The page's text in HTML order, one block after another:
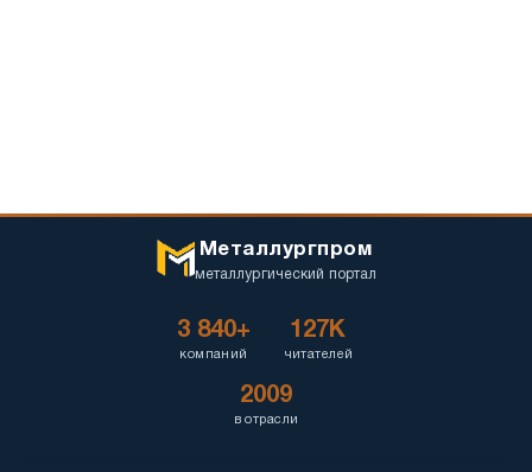
Металлургпром
металлургический портал
3 840+
компаний
127K
читателей
2009
в отрасли